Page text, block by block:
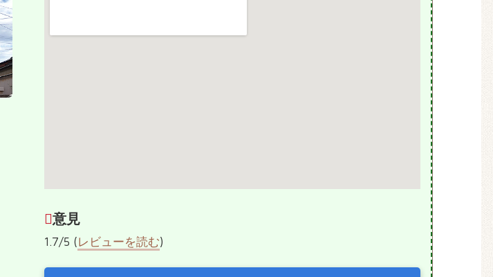
意見
1.7/5 (レビューを読む)